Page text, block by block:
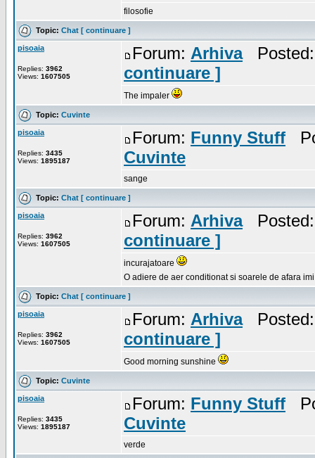
filosofie
Topic: Chat [ continuare ]
pisoaia
Replies: 3962
Views: 1607505
Forum: ArhivaPosted:
continuare ]
The impaler
Topic: Cuvinte
pisoaia
Replies: 3435
Views: 1895187
Forum: Funny Stuff
Cuvinte
sange
Topic: Chat [ continuare ]
pisoaia
Replies: 3962
Views: 1607505
Forum: ArhivaPosted:
continuare ]
incurajatoare
O adiere de aer conditionat si soarele de afara
Topic: Chat [ continuare ]
pisoaia
Replies: 3962
Views: 1607505
Forum: ArhivaPosted:
continuare ]
Good morning sunshine
Topic: Cuvinte
pisoaia
Replies: 3435
Views: 1895187
Forum: Funny Stuff
Cuvinte
verde